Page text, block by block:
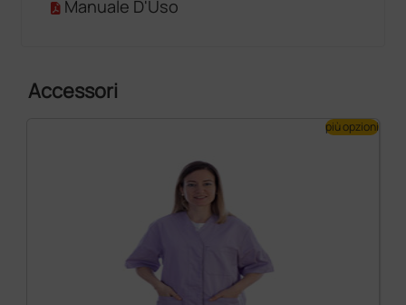
Manuale D'Uso
Accessori
più opzioni